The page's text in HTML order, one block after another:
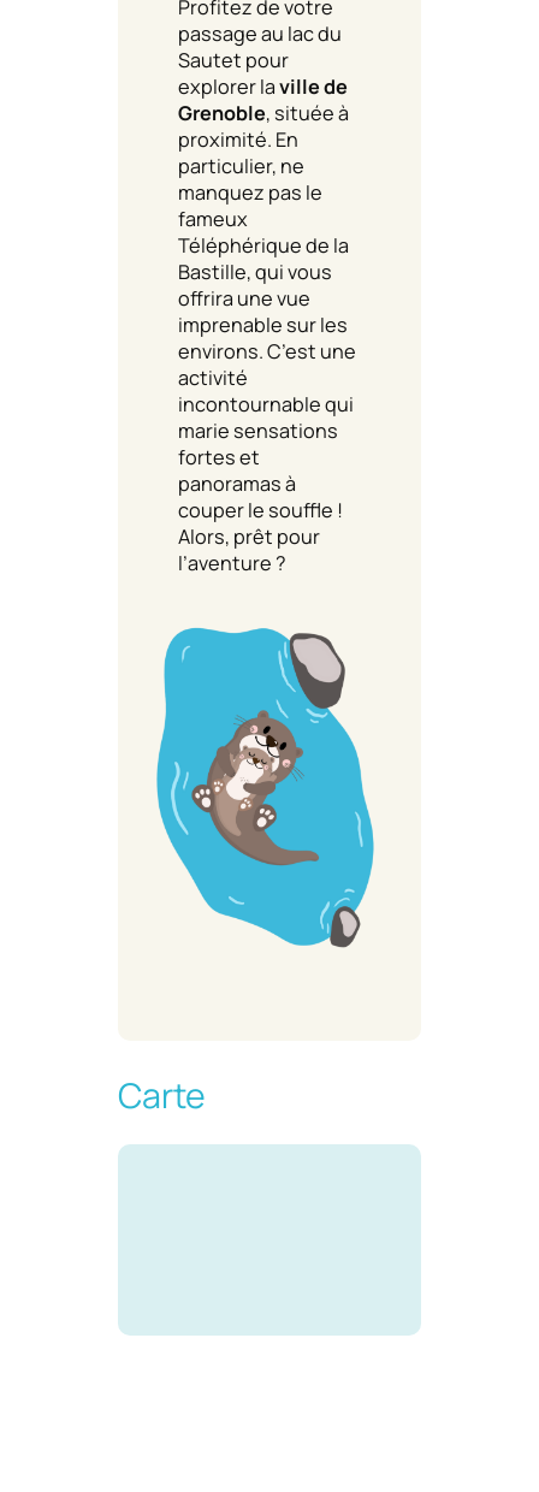
Profitez de votre
passage au lac du
Sautet pour
explorer laville de
Grenoble, située à
proximité. En
particulier, ne
manquez pas le
fameux
Téléphérique de la
Bastille, qui vous
offrira une vue
imprenable sur les
environs. C’est une
activité
incontournable qui
marie sensations
fortes et
panoramas à
couper le souffle !
Alors, prêt pour
l’aventure ?
Carte